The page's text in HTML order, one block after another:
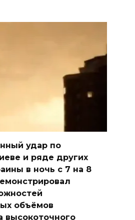
удар по
и ряде других
в ночь с 7 на 8
объёмов
высокоточного